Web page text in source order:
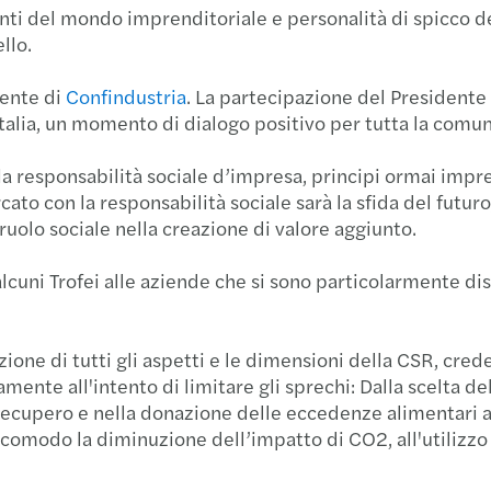
del mondo imprenditoriale e personalità di spicco
di Confindustria. La partecipazione del
un momento di dialogo positivo per tutta la
responsabilità sociale d’impresa, principi ormai
con la responsabilità sociale sarà la sfida del
sociale nella creazione di valore aggiunto.
Trofei alle aziende che si sono particolarmente
di tutti gli aspetti e le dimensioni della CSR,
all'intento di limitare gli sprechi: Dalla scelta
e nella donazione delle eccedenze
la diminuzione dell’impatto di CO2,